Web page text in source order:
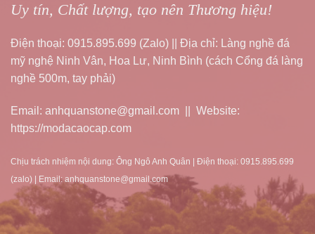
Uy tín, Chất lượng, tạo nên Thương hiệu!
Điện thoại: 0915.895.699 (Zalo) || Địa chỉ: Làng nghề đá
mỹ nghệ Ninh Vân, Hoa Lư, Ninh Bình (cách Cổng đá làng
nghề 500m, tay phải)
Email: anhquanstone@gmail.com || Website:
https://modacaocap.com
Chịu trách nhiệm nội dung: Ông Ngô Anh Quân | Điện thoại: 0915.895.699
(zalo) | Email: anhquanstone@gmail.com